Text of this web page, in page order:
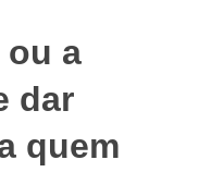
ou a
dar
quem